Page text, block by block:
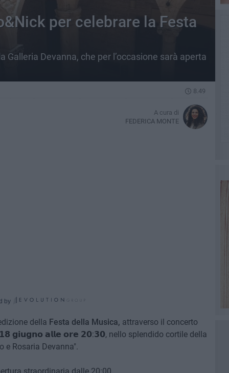
per celebrare la Festa
Galleria Devanna, che per l’occasione sarà aperta
8.49
A cura di
FEDERICA MONTE
by
della Festa della Musica, attraverso il concerto
𝗴𝗶𝘂𝗴𝗻𝗼 𝗮𝗹𝗹𝗲 𝗼𝗿𝗲 𝟮𝟬:𝟯𝟬, nello splendido cortile della
e Rosaria Devanna".